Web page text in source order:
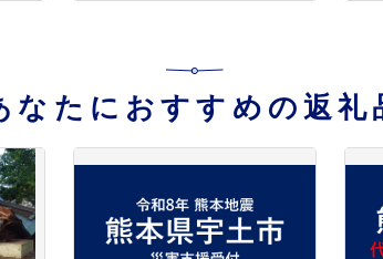
なたにおすすめの返礼